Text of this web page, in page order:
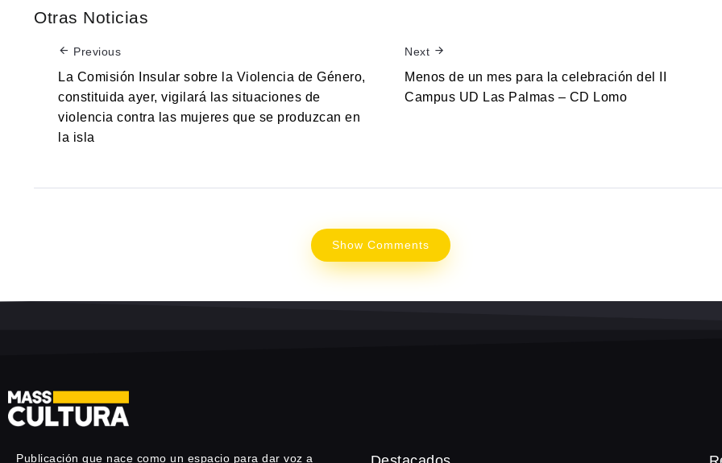
Otras Noticias
Previous
La Comisión Insular sobre la Violencia de Género,
constituida ayer, vigilará las situaciones de
violencia contra las mujeres que se produzcan en
la isla
Next
Menos de un mes para la celebración del II
Campus UD Las Palmas – CD Lomo
Show Comments
Publicación que nace como un espacio para dar voz a